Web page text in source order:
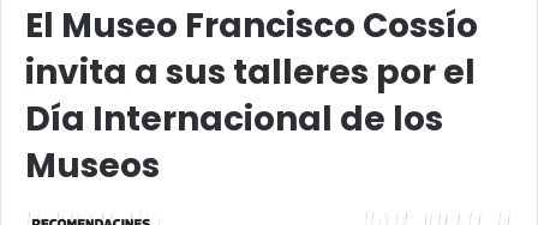
El Museo Francisco Cossío
invita a sus talleres por el
Día Internacional de los
Museos